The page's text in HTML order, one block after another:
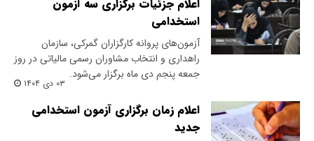
اعلام جزئیات برگزاری سه آزمون
استخدامی
آزمون‌های پروانه کارگزاران گمرکی، سازمان
راهداری و انتخاب مشاوران رسمی مالیاتی در روز
جمعه پنجم دی ماه برگزار می‌شود.
۰۳ دی ۱۴۰۴
اعلام زمان برگزاری آزمون استخدامی
جدید